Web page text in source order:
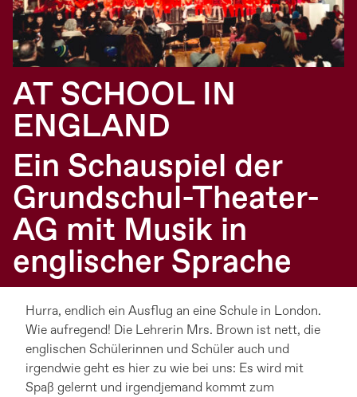
AT SCHOOL IN
ENGLAND
Ein Schauspiel der
Grundschul-Theater-
AG mit Musik in
englischer Sprache
Hurra, endlich ein Ausflug an eine Schule in London.
Wie aufregend! Die Lehrerin Mrs. Brown ist nett, die
englischen Schülerinnen und Schüler auch und
irgendwie geht es hier zu wie bei uns: Es wird mit
Spaß gelernt und irgendjemand kommt zum